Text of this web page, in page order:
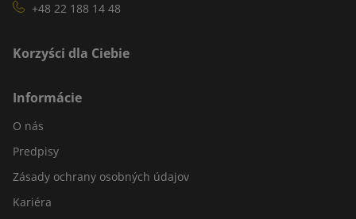
+48 22 188 14 48
Korzyści dla Ciebie
Informácie
O nás
Predpisy
Zásady ochrany osobných údajov
Kariéra